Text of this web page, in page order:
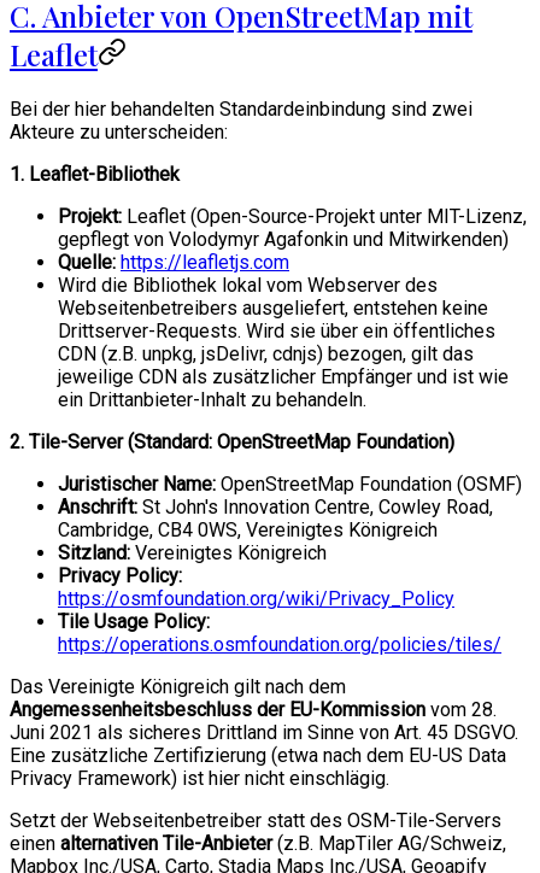
C. Anbieter von OpenStreetMap mit
Leaflet
Bei der hier behandelten Standardeinbindung sind zwei
Akteure zu unterscheiden:
1. Leaflet-Bibliothek
Projekt: Leaflet (Open-Source-Projekt unter MIT-Lizenz,
gepflegt von Volodymyr Agafonkin und Mitwirkenden)
Quelle: https://leafletjs.com
Wird die Bibliothek lokal vom Webserver des
Webseitenbetreibers ausgeliefert, entstehen keine
Drittserver-Requests. Wird sie über ein öffentliches
CDN (z.B. unpkg, jsDelivr, cdnjs) bezogen, gilt das
jeweilige CDN als zusätzlicher Empfänger und ist wie
ein Drittanbieter-Inhalt zu behandeln.
2. Tile-Server (Standard: OpenStreetMap Foundation)
Juristischer Name: OpenStreetMap Foundation (OSMF)
Anschrift: St John's Innovation Centre, Cowley Road,
Cambridge, CB4 0WS, Vereinigtes Königreich
Sitzland: Vereinigtes Königreich
Privacy Policy:
https://osmfoundation.org/wiki/Privacy_Policy
Tile Usage Policy:
https://operations.osmfoundation.org/policies/tiles/
Das Vereinigte Königreich gilt nach dem
Angemessenheitsbeschluss der EU-Kommission vom 28.
Juni 2021 als sicheres Drittland im Sinne von Art. 45 DSGVO.
Eine zusätzliche Zertifizierung (etwa nach dem EU-US Data
Privacy Framework) ist hier nicht einschlägig.
Setzt der Webseitenbetreiber statt des OSM-Tile-Servers
einen alternativen Tile-Anbieter(z.B. MapTiler AG/Schweiz,
Mapbox Inc./USA, Carto, Stadia Maps Inc./USA, Geoapify